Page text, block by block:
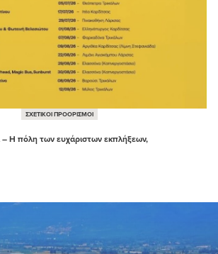
ΣΧΕΤΙΚΟΙ ΠΡΟΟΡΙΣΜΟΙ
Η πόλη των ευχάριστων εκπλήξεων,